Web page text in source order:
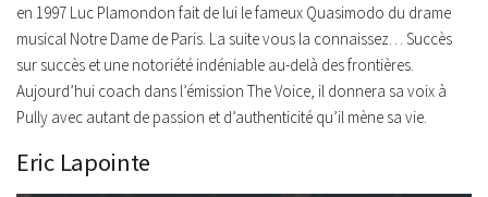
en 1997 Luc Plamondon fait de lui le fameux Quasimodo du drame
musical Notre Dame de Paris . La suite vous la connaissez… Succès
sur succès et une notoriété indéniable au-delà des frontières.
Aujourd’hui coach dans l’émission The Voice , il donnera sa voix à
Pully avec autant de passion et d’authenticité qu’il mène sa vie.
Eric Lapointe